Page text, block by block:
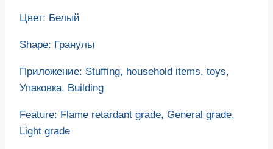
Цвет: Белый
Shape: Гранулы
Приложение: Stuffing, household items, toys,
Упаковка, Building
Feature: Flame retardant grade, General grade,
Light grade